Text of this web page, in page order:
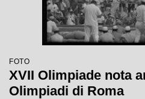
FOTO
XVII Olimpiade nota
Olimpiadi di Roma